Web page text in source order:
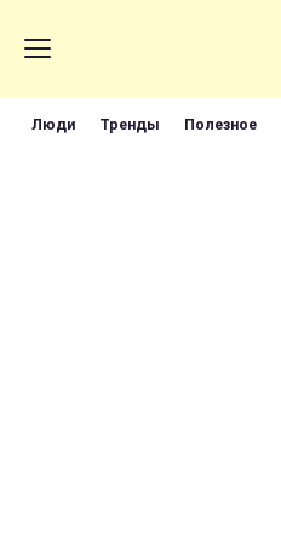
Люди Тренды Полезное